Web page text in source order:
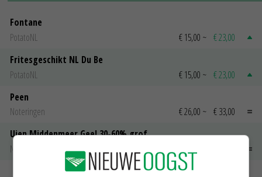
Fontane
PotatoNL
€ 15,00 ~ € 23,00
Fritesgeschikt NL Du Be
PotatoNL
€ 15,00 ~ € 23,00
Peen
Noteringen
€ 26,00 ~ € 33,00
Uien Middenmeer Geel 30-60% grof
Noteringen
€ 0,00